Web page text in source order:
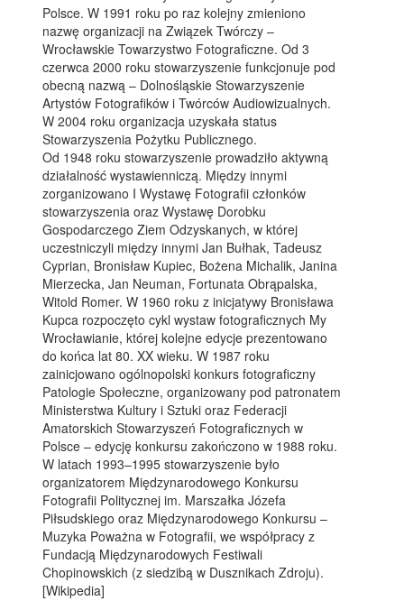
Polsce. W 1991 roku po raz kolejny zmieniono
nazwę organizacji na Związek Twórczy –
Wrocławskie Towarzystwo Fotograficzne. Od 3
czerwca 2000 roku stowarzyszenie funkcjonuje pod
obecną nazwą – Dolnośląskie Stowarzyszenie
Artystów Fotografików i Twórców Audiowizualnych.
W 2004 roku organizacja uzyskała status
Stowarzyszenia Pożytku Publicznego.
Od 1948 roku stowarzyszenie prowadziło aktywną
działalność wystawienniczą. Między innymi
zorganizowano I Wystawę Fotografii członków
stowarzyszenia oraz Wystawę Dorobku
Gospodarczego Ziem Odzyskanych, w której
uczestniczyli między innymi Jan Bułhak, Tadeusz
Cyprian, Bronisław Kupiec, Bożena Michalik, Janina
Mierzecka, Jan Neuman, Fortunata Obrąpalska,
Witold Romer. W 1960 roku z inicjatywy Bronisława
Kupca rozpoczęto cykl wystaw fotograficznych My
Wrocławianie, której kolejne edycje prezentowano
do końca lat 80. XX wieku. W 1987 roku
zainicjowano ogólnopolski konkurs fotograficzny
Patologie Społeczne, organizowany pod patronatem
Ministerstwa Kultury i Sztuki oraz Federacji
Amatorskich Stowarzyszeń Fotograficznych w
Polsce – edycję konkursu zakończono w 1988 roku.
W latach 1993–1995 stowarzyszenie było
organizatorem Międzynarodowego Konkursu
Fotografii Politycznej im. Marszałka Józefa
Piłsudskiego oraz Międzynarodowego Konkursu –
Muzyka Poważna w Fotografii, we współpracy z
Fundacją Międzynarodowych Festiwali
Chopinowskich (z siedzibą w Dusznikach Zdroju).
[Wikipedia]